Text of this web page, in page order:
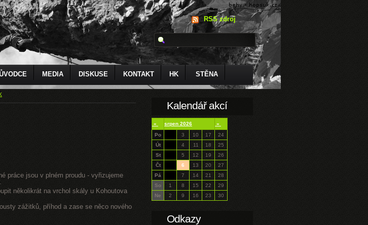
RSS zdroj
MEDIA DISKUSE KONTAKT HK STĚNA
práce jsou v plném proudu - vyřizujeme
několikrát na vrchol skály u Kohoutova
zážitků, příhod a zase se něco nového
Kalendář akcí
« srpen 2026
»
Po
3 10 17
24
Út
4 11 18
25
St
5 12 19
26
Čt
6 13 20
27
Pá
7 14 21
28
So
1 8 15 22
29
Ne
2 9 16 23 30
Odkazy